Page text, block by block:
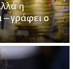
η
γράφει ο